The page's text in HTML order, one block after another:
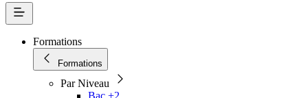
Formations
Formations
Par Niveau
Bac +2